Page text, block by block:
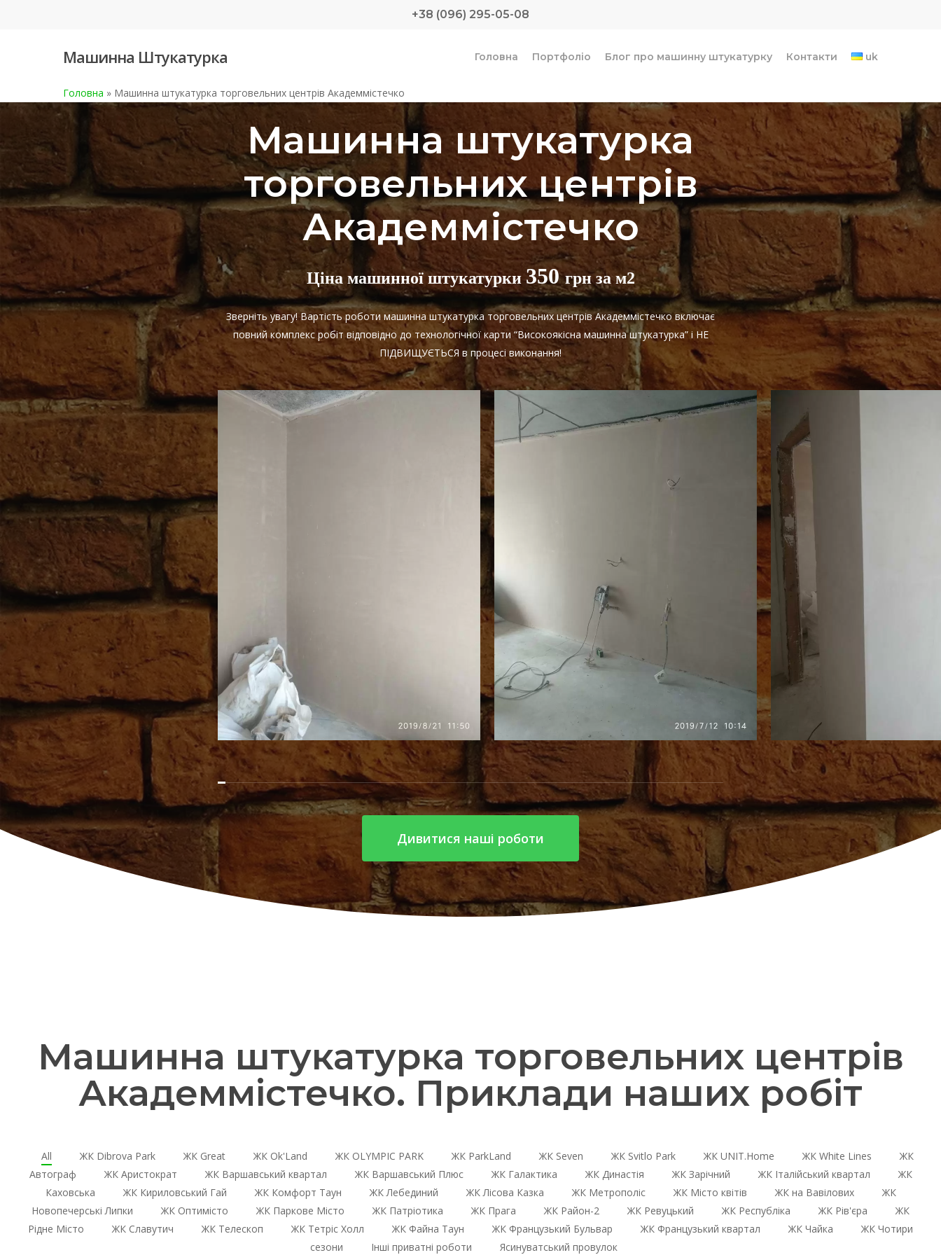
+38 (096) 295-05-08
Машинна Штукатурка Головна Портфоліо Блог про машинну штукатурку Контакти uk
Головна » Машинна штукатурка торговельних центрів Академмістечко
Машинна штукатурка
торговельних центрів
Академмістечко
Ціна машинної штукатурки350грн за м2
Зверніть увагу! Вартість роботи машинна штукатурка торговельних центрів Академмістечко включає
повний комплекс робіт відповідно до технологічної карти “Високоякісна машинна штукатурка” і НЕ
ПІДВИЩУЄТЬСЯ в процесі виконання!
Дивитися наші роботи
Машинна штукатурка торговельних центрів
Академмістечко. Приклади наших робіт
All ЖК Dibrova Park ЖК Great ЖК Ok'Land ЖК OLYMPIC PARK ЖК ParkLand ЖК Seven ЖК Svitlo Park ЖК UNIT.Home ЖК White Lines
ЖК
Автограф
ЖК Аристократ ЖК Варшавський квартал ЖК Варшавський Плюс ЖК Галактика ЖК Династія ЖК Зарічний ЖК Італійський квартал
ЖК
Каховська
ЖК Кириловський Гай ЖК Комфорт Таун ЖК Лебединий ЖК Лісова Казка ЖК Метрополіс ЖК Місто квітів ЖК на Вавілових
ЖК
Новопечерські Липки
ЖК Оптимісто ЖК Паркове Місто ЖК Патріотика ЖК Прага ЖК Район-2 ЖК Ревуцький ЖК Республіка ЖК Рів'єра
ЖК
Рідне Місто
ЖК Славутич ЖК Телескоп ЖК Тетріс Холл ЖК Файна Таун ЖК Французький Бульвар ЖК Французький квартал ЖК Чайка
ЖК Чотири
сезони
Інші приватні роботи Ясинуватський провулок